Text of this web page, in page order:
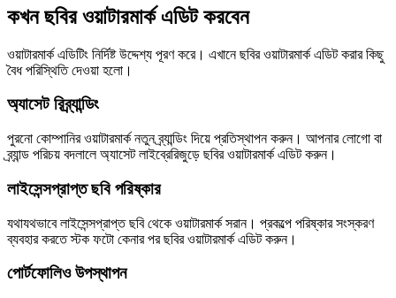
কখন ছবির ওয়াটারমার্ক এডিট করবেন
ওয়াটারমার্ক এডিটিং নির্দিষ্ট উদ্দেশ্য পূরণ করে। এখানে ছবির ওয়াটারমার্ক এডিট করার কিছু
বৈধ পরিস্থিতি দেওয়া হলো।
অ্যাসেট রিব্র্যান্ডিং
পুরনো কোম্পানির ওয়াটারমার্ক নতুন ব্র্যান্ডিং দিয়ে প্রতিস্থাপন করুন। আপনার লোগো বা
ব্র্যান্ড পরিচয় বদলালে অ্যাসেট লাইব্রেরিজুড়ে ছবির ওয়াটারমার্ক এডিট করুন।
লাইসেন্সপ্রাপ্ত ছবি পরিষ্কার
যথাযথভাবে লাইসেন্সপ্রাপ্ত ছবি থেকে ওয়াটারমার্ক সরান। প্রকল্পে পরিষ্কার সংস্করণ
ব্যবহার করতে স্টক ফটো কেনার পর ছবির ওয়াটারমার্ক এডিট করুন।
পোর্টফোলিও উপস্থাপন